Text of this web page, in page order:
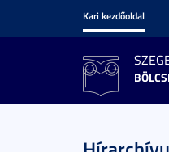
Kari kezdőoldal